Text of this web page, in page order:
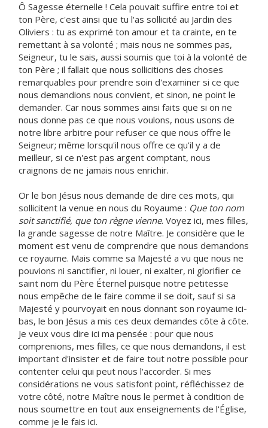
Ô Sagesse éternelle ! Cela pouvait suffire entre toi et
ton Père, c'est ainsi que tu l'as sollicité au Jardin des
Oliviers : tu as exprimé ton amour et ta crainte, en te
remettant à sa volonté ; mais nous ne sommes pas,
Seigneur, tu le sais, aussi soumis que toi à la volonté de
ton Père ; il fallait que nous sollicitions des choses
remarquables pour prendre soin d'examiner si ce que
nous demandions nous convient, et sinon, ne point le
demander. Car nous sommes ainsi faits que si on ne
nous donne pas ce que nous voulons, nous usons de
notre libre arbitre pour refuser ce que nous offre le
Seigneur; même lorsqu'il nous offre ce qu'il y a de
meilleur, si ce n'est pas argent comptant, nous
craignons de ne jamais nous enrichir.
Or le bon Jésus nous demande de dire ces mots, qui
sollicitent la venue en nous du Royaume : Que ton nom
soit sanctifié, que ton règne vienne. Voyez ici, mes filles,
la grande sagesse de notre Maître. Je considère que le
moment est venu de comprendre que nous demandons
ce royaume. Mais comme sa Majesté a vu que nous ne
pouvions ni sanctifier, ni louer, ni exalter, ni glorifier ce
saint nom du Père Éternel puisque notre petitesse
nous empêche de le faire comme il se doit, sauf si sa
Majesté y pourvoyait en nous donnant son royaume ici-
bas, le bon Jésus a mis ces deux demandes côte à côte.
Je veux vous dire ici ma pensée : pour que nous
comprenions, mes filles, ce que nous demandons, il est
important d'insister et de faire tout notre possible pour
contenter celui qui peut nous l'accorder. Si mes
considérations ne vous satisfont point, réfléchissez de
votre côté, notre Maître nous le permet à condition de
nous soumettre en tout aux enseignements de l'Église,
comme je le fais ici.